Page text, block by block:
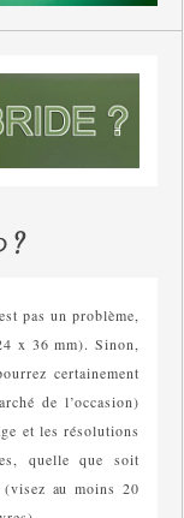
pas un problème,
x 36 mm). Sinon,
certainement
de l’occasion)
et les résolutions
quelle que soit
au moins 20